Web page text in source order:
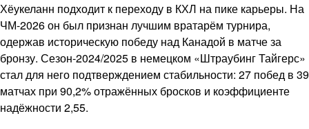
Хёукеланн подходит к переходу в КХЛ на пике карьеры. На
ЧМ-2026 он был признан лучшим вратарём турнира,
одержав историческую победу над Канадой в матче за
бронзу. Сезон-2024/2025 в немецком «Штраубинг Тайгерс»
стал для него подтверждением стабильности: 27 побед в 39
матчах при 90,2% отражённых бросков и коэффициенте
надёжности 2,55.